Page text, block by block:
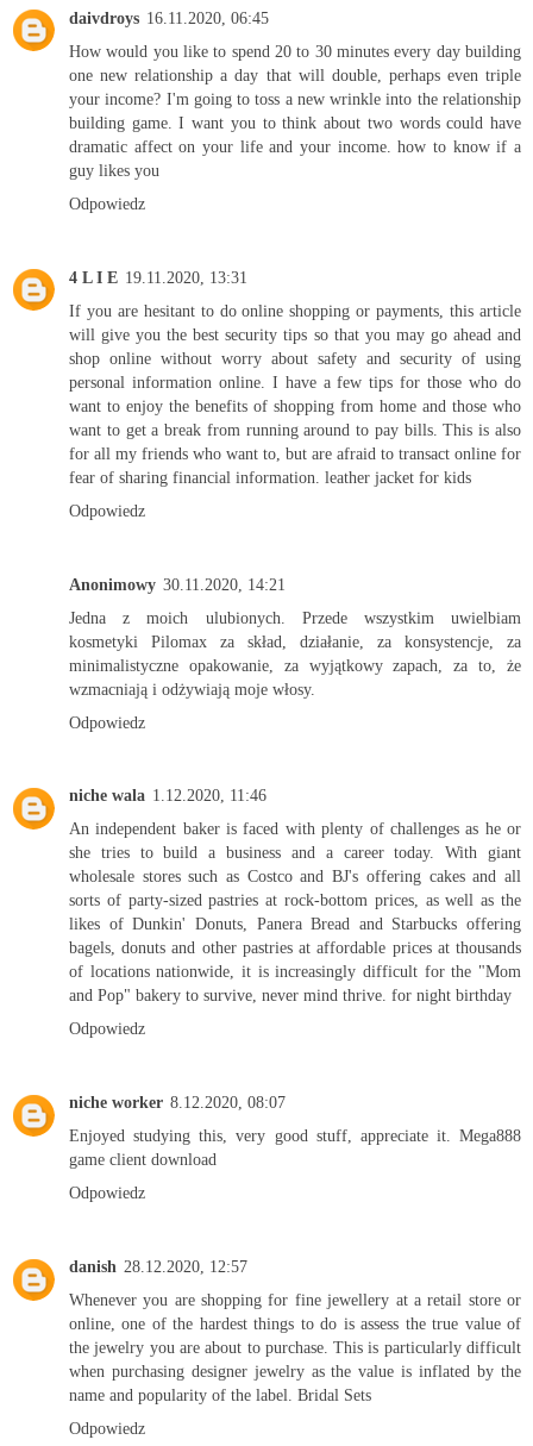
daivdroys 16.11.2020, 06:45
How would you like to spend 20 to 30 minutes every day building
one new relationship a day that will double, perhaps even triple
your income? I'm going to toss a new wrinkle into the relationship
building game. I want you to think about two words could have
dramatic affect on your life and your income.how to know if a
guy likes you
Odpowiedz
4 L I E 19.11.2020, 13:31
If you are hesitant to do online shopping or payments, this article
will give you the best security tips so that you may go ahead and
shop online without worry about safety and security of using
personal information online. I have a few tips for those who do
want to enjoy the benefits of shopping from home and those who
want to get a break from running around to pay bills. This is also
for all my friends who want to, but are afraid to transact online for
fear of sharing financial information. leather jacket for kids
Odpowiedz
Anonimowy 30.11.2020, 14:21
Jedna z moich ulubionych. Przede wszystkim uwielbiam
kosmetyki Pilomax za skład, działanie, za konsystencje, za
minimalistyczne opakowanie, za wyjątkowy zapach, za to, że
wzmacniają i odżywiają moje włosy.
Odpowiedz
niche wala 1.12.2020, 11:46
An independent baker is faced with plenty of challenges as he or
she tries to build a business and a career today. With giant
wholesale stores such as Costco and BJ's offering cakes and all
sorts of party-sized pastries at rock-bottom prices, as well as the
likes of Dunkin' Donuts, Panera Bread and Starbucks offering
bagels, donuts and other pastries at affordable prices at thousands
of locations nationwide, it is increasingly difficult for the "Mom
and Pop" bakery to survive, never mind thrive. for night birthday
Odpowiedz
niche worker 8.12.2020, 08:07
Enjoyed studying this, very good stuff, appreciate it. Mega888
game client download
Odpowiedz
danish 28.12.2020, 12:57
Whenever you are shopping for fine jewellery at a retail store or
online, one of the hardest things to do is assess the true value of
the jewelry you are about to purchase. This is particularly difficult
when purchasing designer jewelry as the value is inflated by the
name and popularity of the label. Bridal Sets
Odpowiedz